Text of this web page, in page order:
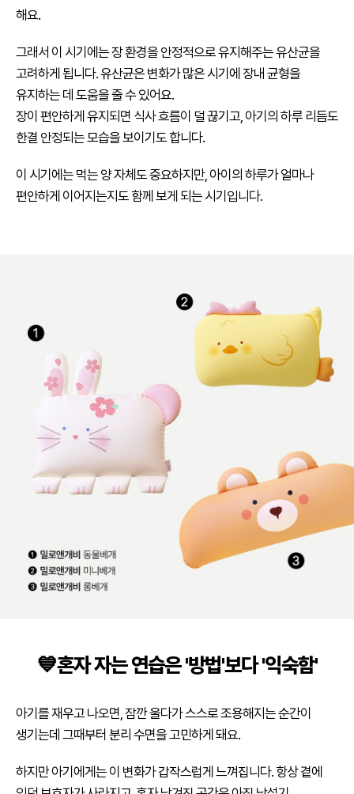
해요.
그래서 이 시기에는 장 환경을 안정적으로 유지해주는 유산균을
고려하게 됩니다. 유산균은 변화가 많은 시기에 장내 균형을
유지하는 데 도움을 줄 수 있어요.
장이 편안하게 유지되면 식사 흐름이 덜 끊기고, 아기의 하루 리듬도
한결 안정되는 모습을 보이기도 합니다.
이 시기에는 먹는 양 자체도 중요하지만, 아이의 하루가 얼마나
편안하게 이어지는지도 함께 보게 되는 시기입니다.
💙혼자 자는 연습은 '방법'보다 '익숙함'
아기를 재우고 나오면, 잠깐 울다가 스스로 조용해지는 순간이
생기는데 그때부터 분리 수면을 고민하게 돼요.
하지만 아기에게는 이 변화가 갑작스럽게 느껴집니다. 항상 곁에